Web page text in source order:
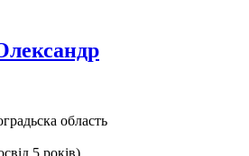
область
5 років)